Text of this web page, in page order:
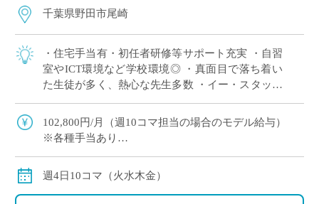
千葉県野田市尾崎
・住宅手当有・初任者研修等サポート充実 ・自習
室やICT環境など学校環境◎ ・真面目で落ち着い
た生徒が多く、熱心な先生多数 ・イー・スタッフ
後に正式応募か否かを判断いただくこ […]
102,800円/月（週10コマ担当の場合のモデル給与）
※各種手当あり
週4日10コマ（火水木金）